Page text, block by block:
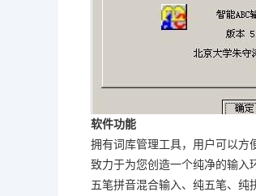
软件功能
拥有词库管理工具，用户可以方
致力于为您创造一个纯净的输入
五笔拼音混合输入、纯五笔、纯